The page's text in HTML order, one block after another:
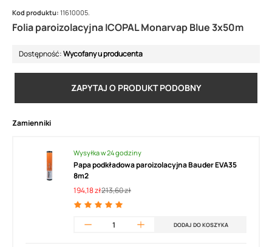
Folia paroizolacyjna ICOPAL Monarvap Blue 3x50m
Kod produktu: 11610005.
Dostępność:Wycofany u producenta
ZAPYTAJ O PRODUKT PODOBNY
Zamienniki
Wysyłka w 24 godziny
Papa podkładowa paroizolacyjna Bauder EVA35
8m2
194,18 zł213,60 zł
DODAJ DO KOSZYKA